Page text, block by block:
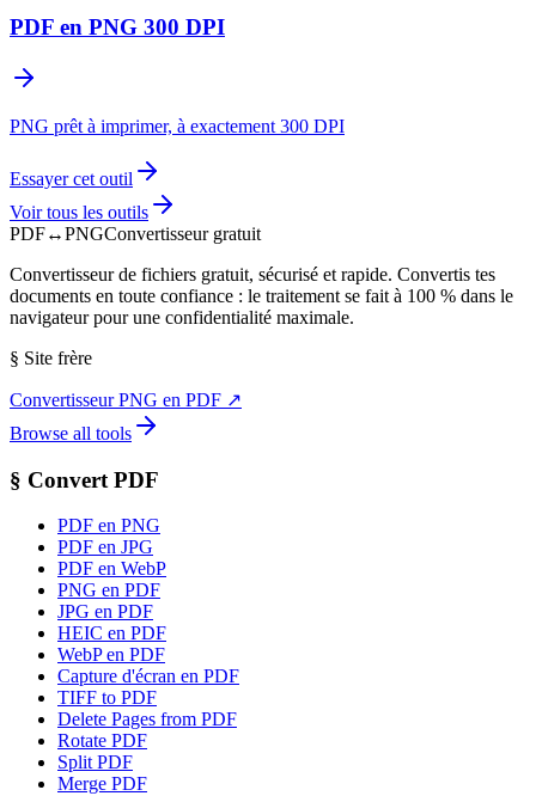
PDF en PNG 300 DPI
PNG prêt à imprimer, à exactement 300 DPI
Essayer cet outil
Voir tous les outils
PDF↔PNGConvertisseur gratuit
Convertisseur de fichiers gratuit, sécurisé et rapide. Convertis tes
documents en toute confiance : le traitement se fait à 100 % dans le
navigateur pour une confidentialité maximale.
§ Site frère
Convertisseur PNG en PDF ↗
Browse all tools
§ Convert PDF
PDF en PNG
PDF en JPG
PDF en WebP
PNG en PDF
JPG en PDF
HEIC en PDF
WebP en PDF
Capture d'écran en PDF
TIFF to PDF
Delete Pages from PDF
Rotate PDF
Split PDF
Merge PDF